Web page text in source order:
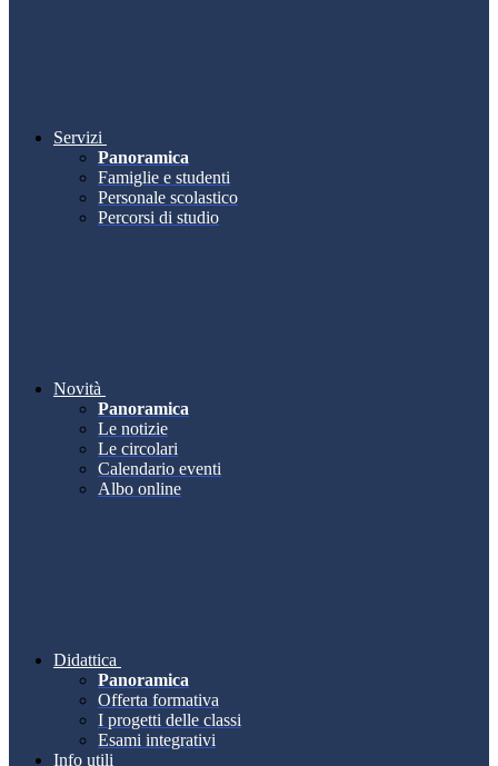
Servizi
Panoramica
Famiglie e studenti
Personale scolastico
Percorsi di studio
Novità
Panoramica
Le notizie
Le circolari
Calendario eventi
Albo online
Didattica
Panoramica
Offerta formativa
I progetti delle classi
Esami integrativi
Info utili